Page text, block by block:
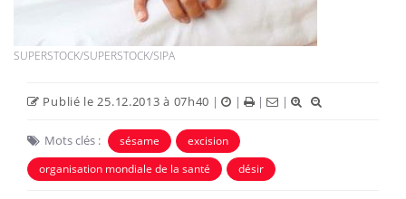
SUPERSTOCK/SUPERSTOCK/SIPA
Publié le 25.12.2013 à 07h40 | | | |
Mots clés : sésame
excision
organisation mondiale de la santé
désir